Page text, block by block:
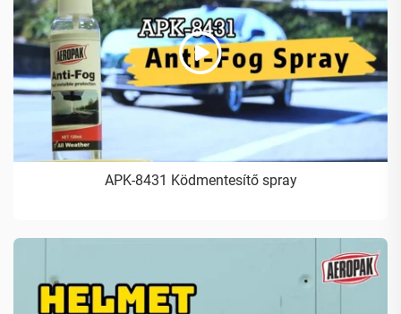
APK-8431 Ködmentesítő spray